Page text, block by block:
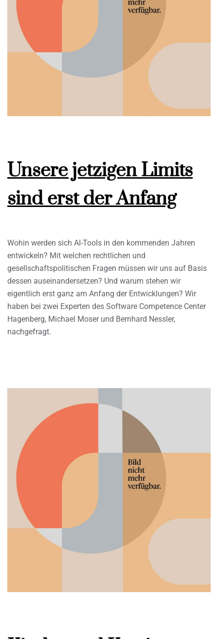
Unsere jetzigen Limits
sind erst der Anfang
Wohin werden sich AI-Tools in den kommenden Jahren
entwickeln? Mit welchen rechtlichen und
gesellschaftspolitischen Fragen müssen wir uns auf Basis
dessen auseinandersetzen? Und warum stehen wir
eigentlich erst ganz am Anfang der Entwicklungen? Wir
haben bei zwei Experten des Software Competence Center
Hagenberg, Michael Moser und Bernhard Nessler,
nachgefragt.